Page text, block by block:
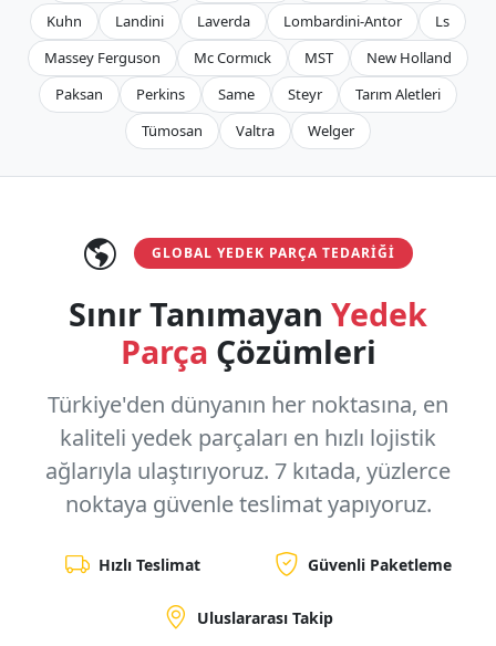
Kuhn
Landini Laverda Lombardini-Antor
Ls
Massey Ferguson
Mc Cormıck MST
New Holland
Paksan
Perkins Same Steyr
Tarım Aletleri
Tümosan
Valtra Welger
GLOBAL YEDEK PARÇA TEDARIĞI
Sınır Tanımayan Yedek
Parça Çözümleri
Türkiye'den dünyanın her noktasına, en
kaliteli yedek parçaları en hızlı lojistik
ağlarıyla ulaştırıyoruz. 7 kıtada, yüzlerce
noktaya güvenle teslimat yapıyoruz.
Hızlı Teslimat Güvenli Paketleme
Uluslararası Takip